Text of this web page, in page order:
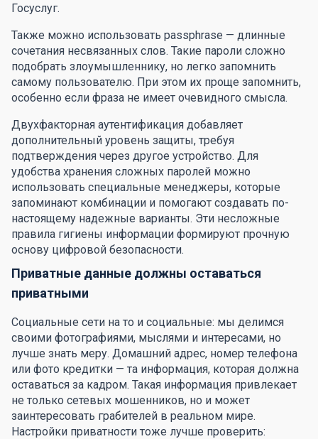
Госуслуг.
Также можно использовать passphrase — длинные
сочетания несвязанных слов. Такие пароли сложно
подобрать злоумышленнику, но легко запомнить
самому пользователю. При этом их проще запомнить,
особенно если фраза не имеет очевидного смысла.
Двухфакторная аутентификация добавляет
дополнительный уровень защиты, требуя
подтверждения через другое устройство. Для
удобства хранения сложных паролей можно
использовать специальные менеджеры, которые
запоминают комбинации и помогают создавать по-
настоящему надежные варианты. Эти несложные
правила гигиены информации формируют прочную
основу цифровой безопасности.
Приватные данные должны оставаться
приватными
Социальные сети на то и социальные: мы делимся
своими фотографиями, мыслями и интересами, но
лучше знать меру. Домашний адрес, номер телефона
или фото кредитки — та информация, которая должна
оставаться за кадром. Такая информация привлекает
не только сетевых мошенников, но и может
заинтересовать грабителей в реальном мире.
Настройки приватности тоже лучше проверить: